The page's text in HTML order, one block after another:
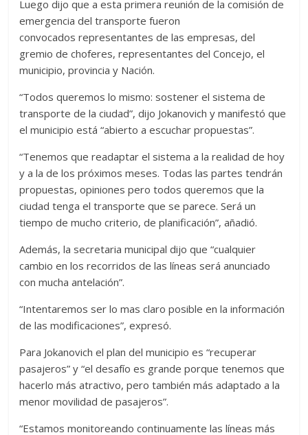
Luego dijo que a esta primera reunión de la comisión de
emergencia del transporte fueron
convocados representantes de las empresas, del
gremio de choferes, representantes del Concejo, el
municipio, provincia y Nación.
“Todos queremos lo mismo: sostener el sistema de
transporte de la ciudad”, dijo Jokanovich y manifestó que
el municipio está “abierto a escuchar propuestas”.
“Tenemos que readaptar el sistema a la realidad de hoy
y a la de los próximos meses. Todas las partes tendrán
propuestas, opiniones pero todos queremos que la
ciudad tenga el transporte que se parece. Será un
tiempo de mucho criterio, de planificación”, añadió.
Además, la secretaria municipal dijo que “cualquier
cambio en los recorridos de las líneas será anunciado
con mucha antelación”.
“Intentaremos ser lo mas claro posible en la información
de las modificaciones”, expresó.
Para Jokanovich el plan del municipio es “recuperar
pasajeros” y “el desafío es grande porque tenemos que
hacerlo más atractivo, pero también más adaptado a la
menor movilidad de pasajeros”.
“Estamos monitoreando continuamente las líneas más